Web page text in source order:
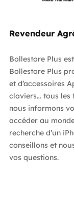
Revendeur
Bollestore Plus
Bollestore Plus
et d’accessoires
claviers… tous les
nous informons
accéder au
recherche d’un
conseillons et
vos questions.